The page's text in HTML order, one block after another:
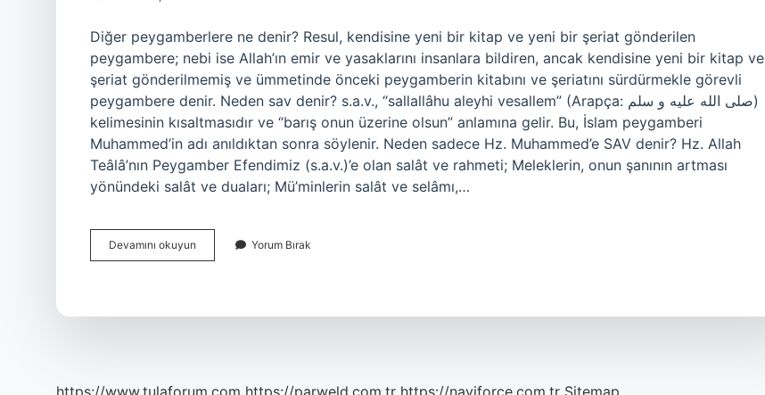
Diğer peygamberlere ne denir? Resul, kendisine yeni bir kitap ve yeni bir şeriat gönderilen
peygambere; nebi ise Allah’ın emir ve yasaklarını insanlara bildiren, ancak kendisine yeni bir kitap ve
şeriat gönderilmemiş ve ümmetinde önceki peygamberin kitabını ve şeriatını sürdürmekle görevli
peygambere denir. Neden sav denir? s.a.v., “sallallâhu aleyhi vesallem” (Arapça: صلى الله عليه و سلم)
kelimesinin kısaltmasıdır ve “barış onun üzerine olsun” anlamına gelir. Bu, İslam peygamberi
Muhammed’in adı anıldıktan sonra söylenir. Neden sadece Hz. Muhammed’e SAV denir? Hz. Allah
Teâlâ’nın Peygamber Efendimiz (s.a.v.)’e olan salât ve rahmeti; Meleklerin, onun şanının artması
yönündeki salât ve duaları; Mü’minlerin salât ve selâmı,…
Devamını okuyun
Diğer
Yorum Bırak
https://www.tulaforum.com https://parweld.com.tr https://naviforce.com.tr Sitemap